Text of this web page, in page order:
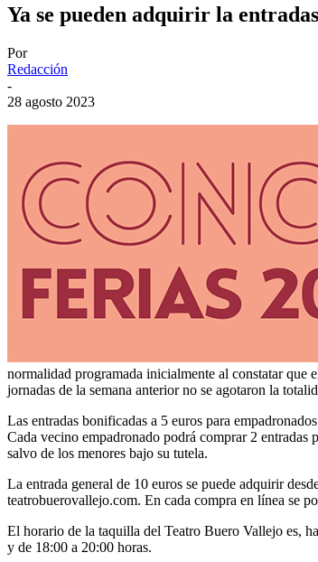
Ya se pueden adquirir la
Por
Redacción
-
28 agosto 2023
normalidad programada inicialmente al constatar que
jornadas de la semana anterior no se agotaron la
Las entradas bonificadas a 5 euros para
Cada vecino empadronado podrá comprar 2
salvo de los menores bajo su tutela.
La entrada general de 10 euros se puede adquirir
teatrobuerovallejo.com. En cada compra en línea se
El horario de la taquilla del Teatro Buero Vallejo es,
y de 18:00 a 20:00 horas.